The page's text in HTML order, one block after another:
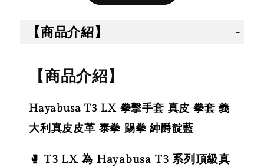
【拳運會】
拳擊手套 除
格鬥專用 擊
退汗味 台灣
解
售完
綁帶 彈性手
綁帶 熱情火
綁帶 彈
綁帶 獨
【商品介紹】
【商品介紹】
Hayabusa T3 LX 拳擊手套 真皮 拳套 義
大利真皮皮革 泰拳 踢拳 紳爵靛藍
🥊 T3 LX 為 Hayabusa T3 系列頂級真